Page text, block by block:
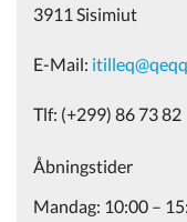
3911 Sisimiut
E-Mail:
Tlf: (+299) 86 73 82
Åbningstider
Mandag: 10:00 –